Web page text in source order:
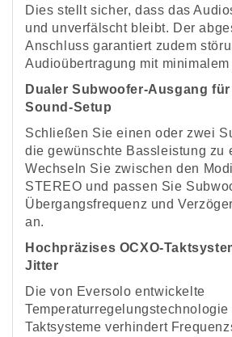
Dies stellt sicher, dass das
und unverfälscht bleibt. Der
Anschluss garantiert zudem
Audioübertragung mit minimalem
Dualer Subwoofer-Ausgang
Sound-Setup
Schließen Sie einen oder zwei
die gewünschte Bassleistung zu
Wechseln Sie zwischen den
STEREO und passen Sie
Übergangsfrequenz und
an.
Hochpräzises OCXO-
Jitter
Die von Eversolo entwickelte
Temperaturregelungstechnologie
Taktsysteme verhindert